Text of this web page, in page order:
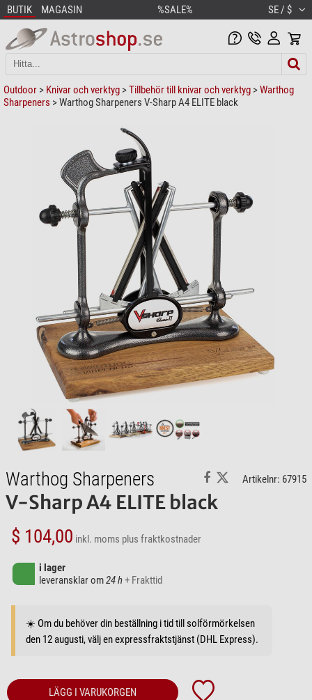
BUTIK MAGASIN %SALE% SE / $
Outdoor > Knivar och verktyg >Tillbehör till knivar och verktyg >Warthog
Sharpeners > Warthog Sharpeners V-Sharp A4 ELITE black
Warthog Sharpeners Artikelnr: 67915
V-Sharp A4 ELITE black
$ 104,00 inkl. moms plus fraktkostnader
i lager
leveransklar om24 h+ Frakttid
☀️ Om du behöver din beställning i tid till solförmörkelsen
den 12 augusti, välj en expressfraktstjänst (DHL Express).
LÄGG I VARUKORGEN